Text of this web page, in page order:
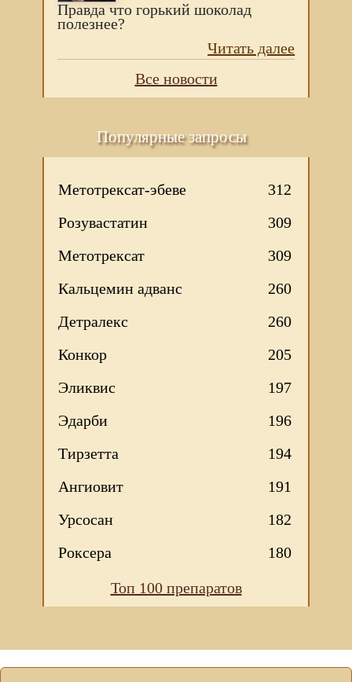
Правда что горький шоколад
полезнее?
Читать далее
Все новости
Популярные запросы
Метотрексат-эбеве
312
Розувастатин
309
Метотрексат
309
Кальцемин адванс
260
Детралекс
260
Конкор
205
Эликвис
197
Эдарби
196
Тирзетта
194
Ангиовит
191
Урсосан
182
Роксера
180
Топ 100 препаратов